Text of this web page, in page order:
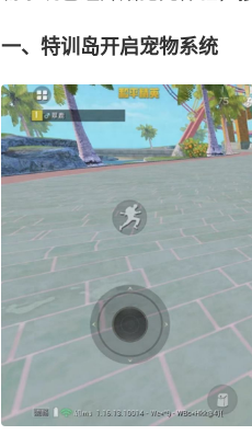
一、特训岛开启宠物系统